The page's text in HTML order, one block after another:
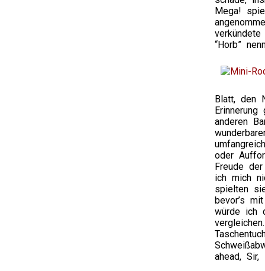
Mega!
“Horb”
Blatt, den
anderen
oder
Freude
ich mich
spielten
bevor’s
würde ich
ahead,